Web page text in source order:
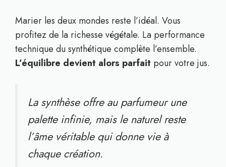
Marier les deux mondes reste l’idéal. Vous
profitez de la richesse végétale. La performance
technique du synthétique complète l’ensemble.
L’équilibre devient alors parfait pour votre jus.
La synthèse offre au parfumeur une
palette infinie, mais le naturel reste
l’âme véritable qui donne vie à
chaque création.